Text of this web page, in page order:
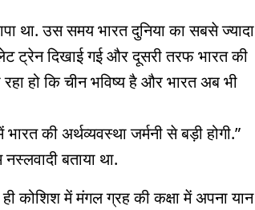
था. उस समय भारत दुनिया का सबसे ज्यादा
ट्रेन दिखाई गई और दूसरी तरफ भारत की
हो कि चीन भविष्य है और भारत अब भी
की अर्थव्यवस्था जर्मनी से बड़ी होगी.”
बताया था.
कोशिश में मंगल ग्रह की कक्षा में अपना यान